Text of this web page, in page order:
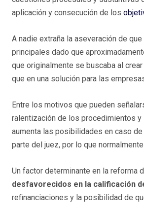
aplicación y consecución de los
A nadie extraña la aseveración de
principales dado que
que originalmente se buscaba al
que en una solución para las
Entre los motivos que pueden
ralentización de los procedimientos
aumenta las posibilidades en caso
parte del juez, por lo que
Un factor determinante en la reforma
desfavorecidos en la calificación
refinanciaciones y la posibilidad de